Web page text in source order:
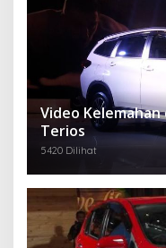
Video
Terios
5420 Dilihat